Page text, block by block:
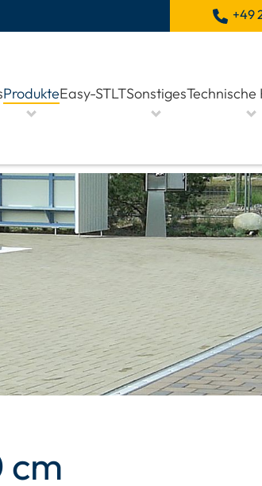
cm
+49
ProdukteEasy-STLTSonstigesTechnische